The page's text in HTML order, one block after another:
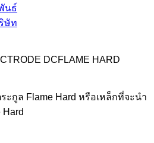
นธ์
ษัท
DCFLAME HARD
กูล Flame Hard หรือเหล็กที่จะนำ